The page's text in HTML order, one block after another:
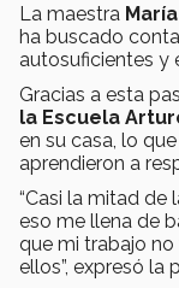
La maestra
ha buscado
autosuficientes y
Gracias a esta
la Escuela
en su casa, lo
aprendieron a
“Casi la mitad de
eso me llena de
que mi trabajo no
ellos”, expresó la